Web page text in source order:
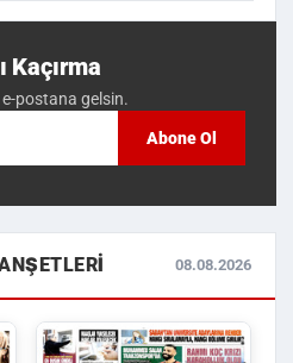
Kaçırma
postana gelsin.
Abone Ol
08.08.2026